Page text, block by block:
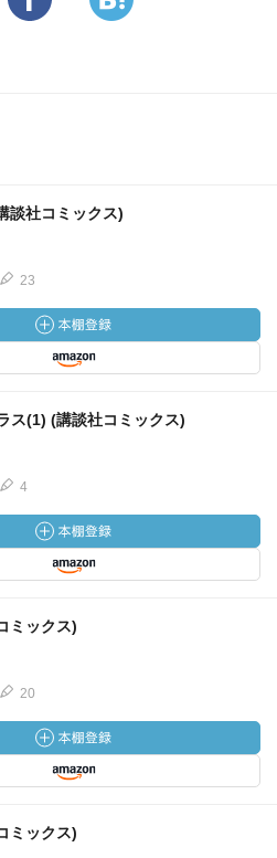
談社コミックス)
23
ス(1) (講談社コミックス)
4
ミックス)
20
ミックス)